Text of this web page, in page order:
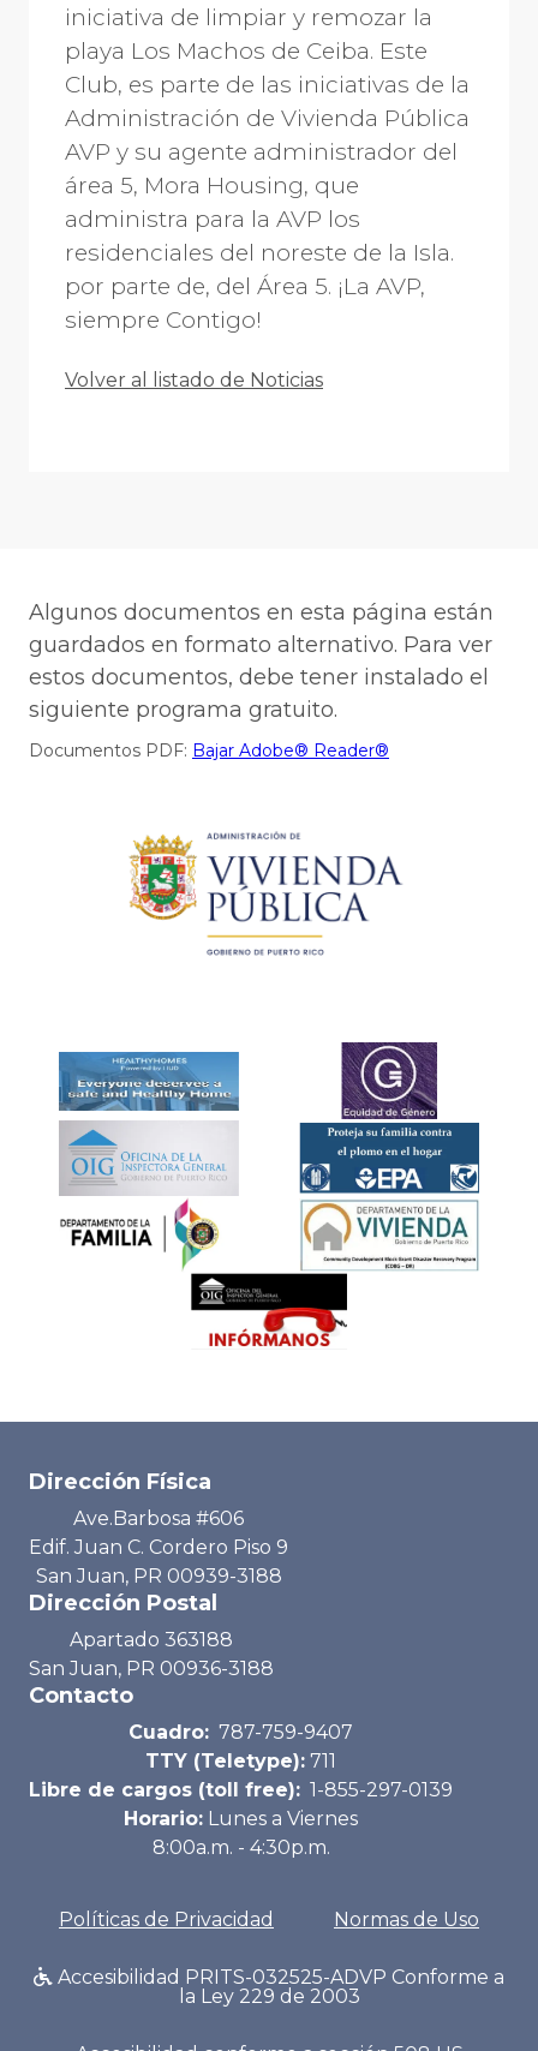
iniciativa de limpiar y remozar la
playa Los Machos de Ceiba. Este
Club, es parte de las iniciativas de la
Administración de Vivienda Pública
AVP y su agente administrador del
área 5, Mora Housing, que
administra para la AVP los
residenciales del noreste de la Isla.
por parte de, del Área 5. ¡La AVP,
siempre Contigo!
Volver al listado de Noticias
Algunos documentos en esta página están
guardados en formato alternativo. Para ver
estos documentos, debe tener instalado el
siguiente programa gratuito.
Documentos PDF: Bajar Adobe® Reader®
Dirección Física
Ave.Barbosa #606
Edif. Juan C. Cordero Piso 9
San Juan, PR 00939-3188
Dirección Postal
Apartado 363188
San Juan, PR 00936-3188
Contacto
Cuadro: 787-759-9407
TTY (Teletype): 711
Libre de cargos (toll free): 1-855-297-0139
Horario: Lunes a Viernes
8:00a.m. - 4:30p.m.
Políticas de Privacidad Normas de Uso
Accesibilidad PRITS-032525-ADVP Conforme a
la Ley 229 de 2003